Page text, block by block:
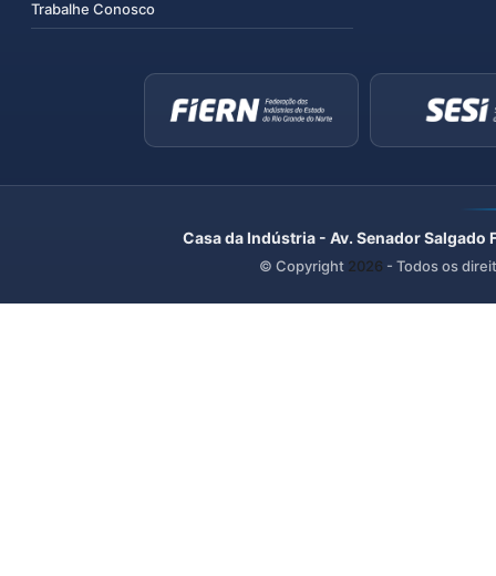
Trabalhe Conosco
Casa da Indústria - Av. Senador
© Copyright 2026 - Todos os